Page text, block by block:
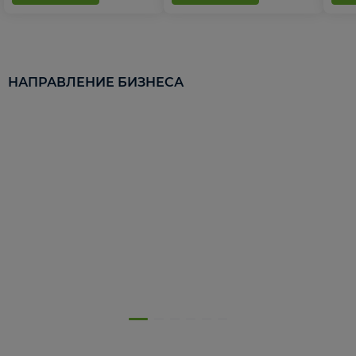
НАПРАВЛЕНИЕ БИЗНЕСА